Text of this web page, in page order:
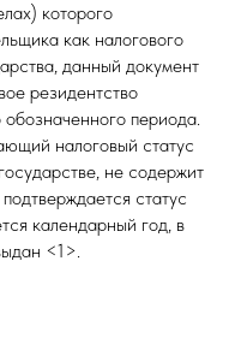
которого
как налогового
данный документ
резидентство
обозначенного периода.
налоговый статус
не содержит
статус
календарный год, в
<1>.